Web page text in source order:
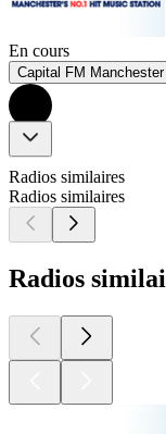
En cours
Capital FM Manchester
Radios similaires
Radios similaires
Radios